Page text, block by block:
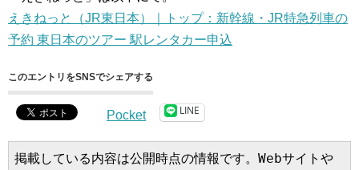
えきねっと（JR東日本）｜トップ：新幹線・JR特急列車の
予約 東日本のツアー 駅レンタカー申込
このエントリをSNSでシェアする
Pocket LINE
掲載している内容は公開時点の情報です。Webサイトや